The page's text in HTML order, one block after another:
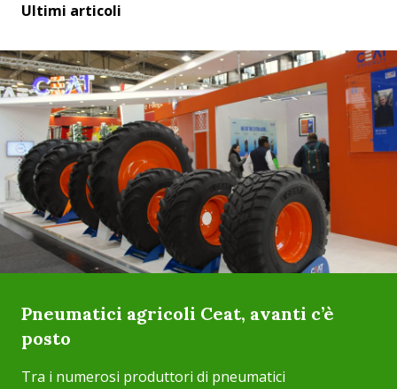
Ultimi articoli
Pneumatici agricoli Ceat, avanti c’è
posto
Tra i numerosi produttori di pneumatici